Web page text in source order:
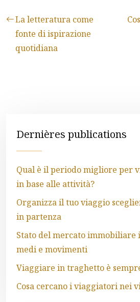
La letteratura come
fonte di ispirazione
quotidiana
Dernières publications
Qual è il periodo migliore per
in base alle attività?
Organizza il tuo viaggio
in partenza
Stato del mercato immobiliare
medi e movimenti
Viaggiare in traghetto è
Cosa cercano i viaggiatori nei